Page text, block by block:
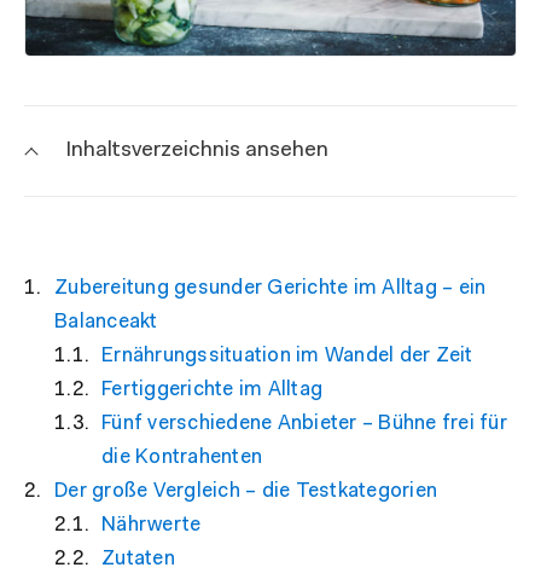
Inhaltsverzeichnis ansehen
Zubereitung gesunder Gerichte im Alltag – ein
Balanceakt
Ernährungssituation im Wandel der Zeit
Fertiggerichte im Alltag
Fünf verschiedene Anbieter – Bühne frei für
die Kontrahenten
Der große Vergleich – die Testkategorien
Nährwerte
Zutaten